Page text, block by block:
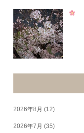
2026年8月 (12)
2026年7月 (35)